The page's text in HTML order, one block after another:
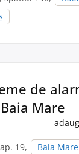
de
Mare
19,
Baia Mare